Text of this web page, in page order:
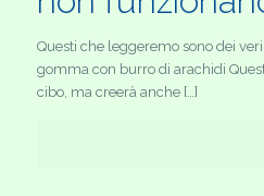
Questi che leggeremo sono dei
gomma con burro di arachidi
cibo, ma creerà anche […]